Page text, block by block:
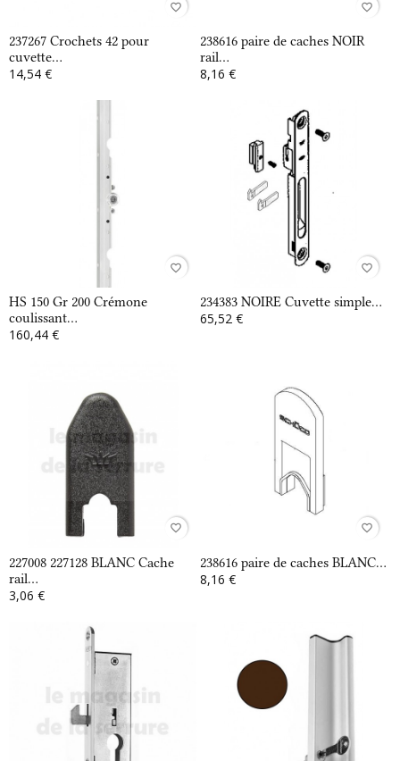
favorite_border
237267 Crochets 42 pour
cuvette...
14,54 €
favorite_border
238616 paire de caches NOIR
rail...
8,16 €
favorite_border
HS 150 Gr 200 Crémone
coulissant...
160,44 €
favorite_border
234383 NOIRE Cuvette simple...
65,52 €
favorite_border
227008 227128 BLANC Cache
rail...
3,06 €
favorite_border
238616 paire de caches BLANC...
8,16 €